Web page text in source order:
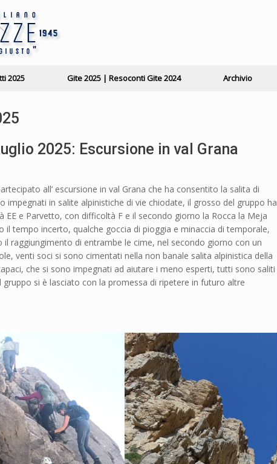
2025 Gite 2025 | Resoconti Gite 2024 Archivio
2025: Escursione in val Grana
all’ escursione in val Grana che ha consentito la salita di
impegnati in salite alpinistiche di vie chiodate, il grosso del gruppo ha
e Parvetto, con difficoltà F e il secondo giorno la Rocca la Meja
tempo incerto, qualche goccia di pioggia e minaccia di temporale,
raggiungimento di entrambe le cime, nel secondo giorno con un
venti soci si sono cimentati nella non banale salita alpinistica della
che si sono impegnati ad aiutare i meno esperti, tutti sono saliti
si è lasciato con la promessa di ripetere in futuro altre